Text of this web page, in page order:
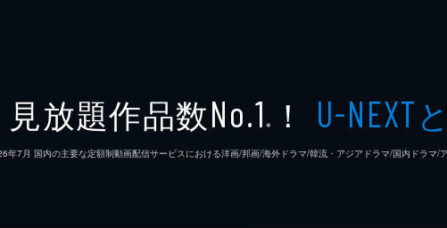
見放題作品数No.1 ※ ！ U-NEXT
年7⽉ 国内の主要な定額制動画配信サービスにおける洋画/邦画/海外ドラマ/韓流・アジアドラマ/国内ドラマ/